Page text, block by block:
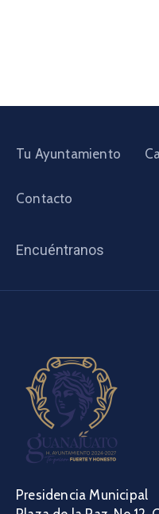
Tu Ayuntamiento
Contacto
Encuéntranos
Presidencia